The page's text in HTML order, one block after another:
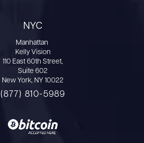
NYC
Manhattan
Kelly Vision
110 East 60th Street,
Suite 602
New York, NY 10022
(877) 810-5989